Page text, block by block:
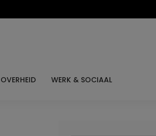
OVERHEID WERK & SOCIAAL